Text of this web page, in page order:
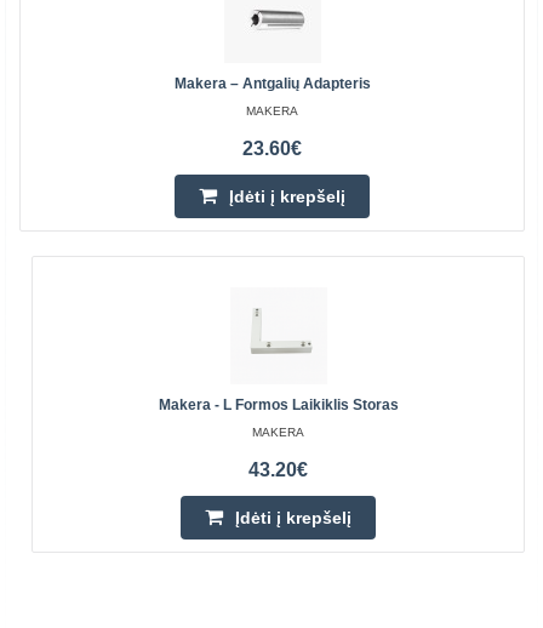
Makera – Antgalių Adapteris
MAKERA
23.60€
Įdėti į krepšelį
Makera - L Formos Laikiklis Storas
MAKERA
43.20€
Įdėti į krepšelį